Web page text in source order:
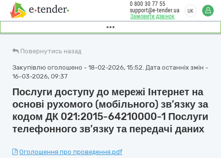
Замовити дзвінок
0 800 30 77 55
support@e-tender.ua
UK
Повернутись назад
Закупівлю оголошено - 18-02-2026, 15:52. Дата останніх змін -
16-03-2026, 09:37
Послуги доступу до мережі Інтернет на
основі рухомого (мобільного) зв’язку за
кодом ДК 021:2015-64210000-1 Послуги
телефонного зв’язку та передачі даних
Оголошення про проведення.pdf